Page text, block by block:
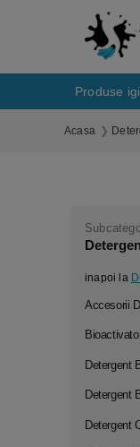
Produse
Acasa
inapoi la
Accesorii
Detergent
Detergent
Detergent